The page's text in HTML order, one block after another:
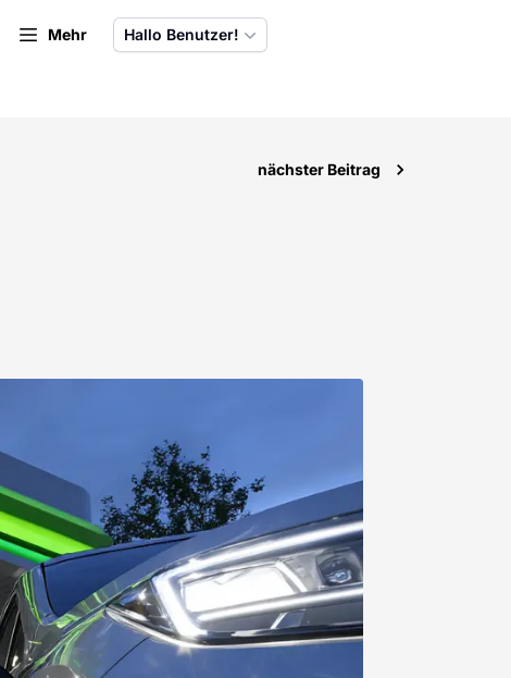
Mehr Hallo Benutzer!
nächster Beitrag